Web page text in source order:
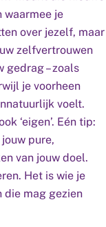
waarmee je
over jezelf, maar
zelfvertrouwen
gedrag – zoals
je voorheen
voelt.
‘eigen’. Eén tip:
pure,
van jouw doel.
Het is wie je
die mag gezien